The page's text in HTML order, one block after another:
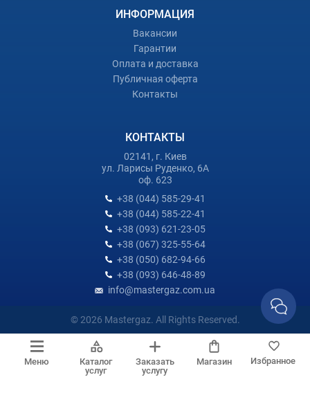
Меню
Каталог
услуг
Заказать
услугу
Магазин Избранное
ИНФОРМАЦИЯ
Вакансии
Гарантии
Оплата и доставка
Публичная оферта
Контакты
КОНТАКТЫ
02141, г. Киев
ул. Ларисы Руденко, 6А
оф. 623
+38 (044) 585-29-41
+38 (044) 585-22-41
+38 (093) 621-23-05
+38 (067) 325-55-64
+38 (050) 682-94-66
+38 (093) 646-48-89
info@mastergaz.com.ua
© 2026 Mastergaz. All Rights Reserved.